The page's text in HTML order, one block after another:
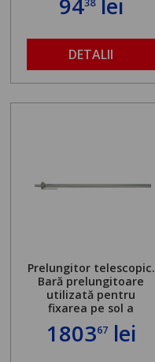
DETALII
Prelungitor telescopic.
Bară prelungitoare
utilizată pentru
fixarea pe sol a
standului mașinii de
găurit în locul
180367lei